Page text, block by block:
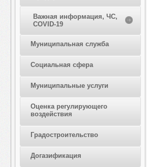
Важная информация, ЧС,
COVID-19
Муниципальная служба
Социальная сфера
Муниципальные услуги
Оценка регулирующего
воздействия
Градостроительство
Догазификация